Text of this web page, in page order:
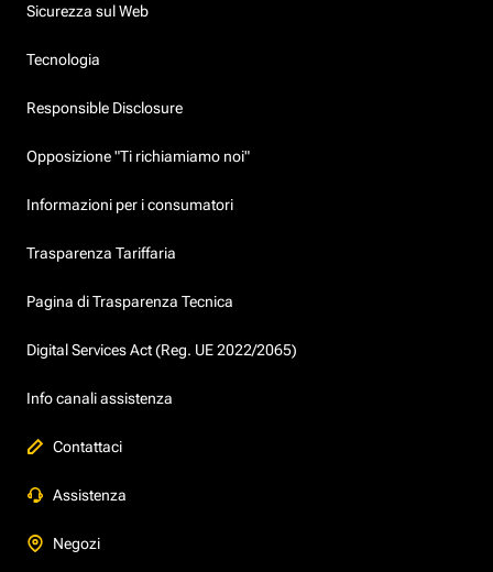
Sicurezza sul Web
Tecnologia
Responsible Disclosure
Opposizione "Ti richiamiamo noi"
Informazioni per i consumatori
Trasparenza Tariffaria
Pagina di Trasparenza Tecnica
Digital Services Act (Reg. UE 2022/2065)
Info canali assistenza
Contattaci
Assistenza
Negozi